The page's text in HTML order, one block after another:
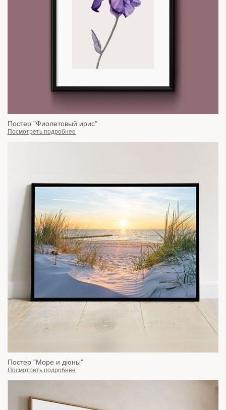
Постер "Фиолетовый ирис"
Посмотреть подробнее
Постер "Море и дюны"
Посмотреть подробнее